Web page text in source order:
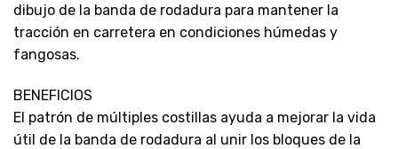
dibujo de la banda de rodadura para mantener la
tracción en carretera en condiciones húmedas y
fangosas.
BENEFICIOS
El patrón de múltiples costillas ayuda a mejorar la vida
útil de la banda de rodadura al unir los bloques de la